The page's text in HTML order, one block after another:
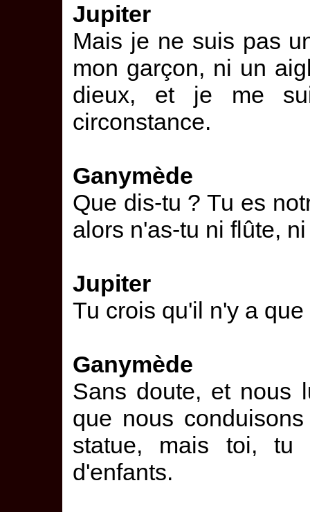
Jupiter
Mais je ne suis pas
mon garçon, ni un
dieux, et je me
circonstance.
Ganymède
Que dis-tu ? Tu es
alors n'as-tu ni flûte,
Jupiter
Tu crois qu'il n'y a
Ganymède
Sans doute, et nous
que nous
statue, mais toi, tu
d'enfants.